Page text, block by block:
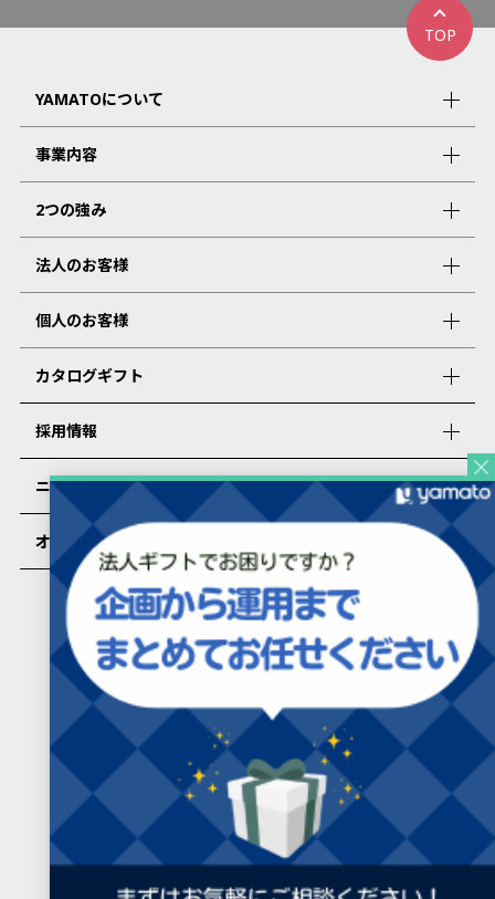
TOP
YAMATOについて
事業内容
2つの強み
法人のお客様
個人のお客様
カタログギフト
採用情報
ニュース
オンラインショップ
PRESENTERS ROOMについて
カタログギフトを受け取った方向け
よくあるご質問
プライバシーポリシー